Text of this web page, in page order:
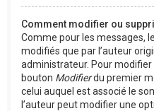
Comment modifier ou
Comme pour les messages,
modifiés que par l’auteur
administrateur. Pour modifier
bouton Modifierdu premier
celui auquel est associé le
l’auteur peut modifier une